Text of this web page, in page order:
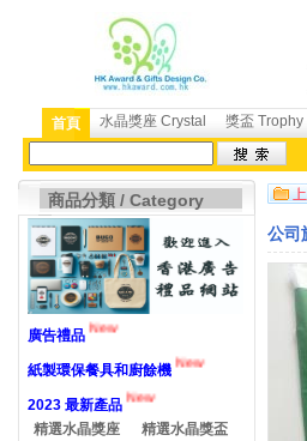
首頁 水晶獎座 Crystal 獎盃 Trophy
商品分類 / Category
廣告禮品 New
紙製環保餐具和廚餘機 New
2023 最新產品
New
精選水晶獎座
精選水晶獎盃
公司